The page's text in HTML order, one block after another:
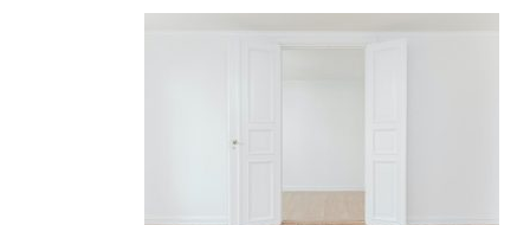
Waarom technische eisen de
functionele ruimtes